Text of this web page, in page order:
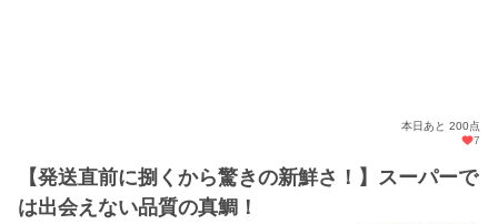
本日あと 200点
7
【発送直前に捌くから驚きの新鮮さ！】スーパーで
は出会えない品質の真鯛！